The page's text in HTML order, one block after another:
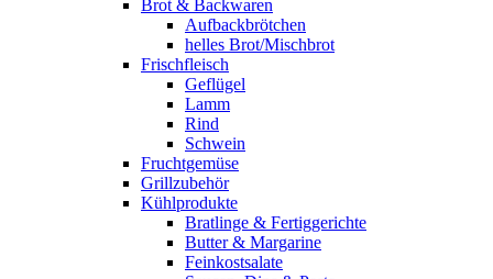
Brot & Backwaren
Aufbackbrötchen
helles Brot/Mischbrot
Frischfleisch
Geflügel
Lamm
Rind
Schwein
Fruchtgemüse
Grillzubehör
Kühlprodukte
Bratlinge & Fertiggerichte
Butter & Margarine
Feinkostsalate